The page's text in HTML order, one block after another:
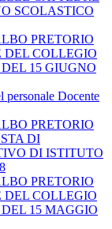
SCOLASTICO
PRETORIO
COLLEGIO
15 GIUGNO
personale Docente
PRETORIO
DI
DI ISTITUTO
PRETORIO
COLLEGIO
15 MAGGIO